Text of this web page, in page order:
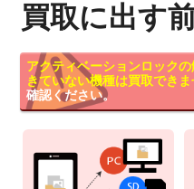
買取に出す
アクティベーションロック
きていない機種は買取できま
確認ください。